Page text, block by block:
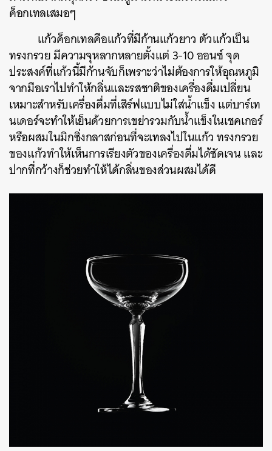
ค็อกเทลเสมอๆ
แก้วค็อกเทลคือแก้วที่มีก้านแก้วยาว ตัวแก้วเป็น
ทรงกรวยมีความจุหลากหลายตั้งแต่ 3-10ออนซ์จุด
ประสงค์ที่แก้วนี้มีก้านจับก็เพราะว่าไม่ต้องการให้อุณหภูมิ
จากมือเราไปทำให้กลิ่นและรสชาติของเครื่องดื่มเปลี่ยน
เหมาะสำหรับเครื่องดื่มที่เสิร์ฟแบบไม่ใส่น้ำแข็งแต่บาร์เท
นเดอร์จะทำให้เย็นด้วยการเขย่ารวมกับน้ำแข็งในเชคเกอร์
หรือผสมในมิกซิ่งกลาสก่อนที่จะเทลงไปในแก้วทรงกรวย
ของแก้วทำให้เห็นการเรียงตัวของเครื่องดื่มได้ชัดเจนและ
ปากที่กว้างก็ช่วยทำให้ได้กลิ่นของส่วนผสมได้ดี